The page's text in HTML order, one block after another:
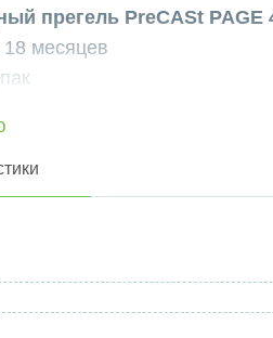
прегель PreCASt PAGE
18 месяцев